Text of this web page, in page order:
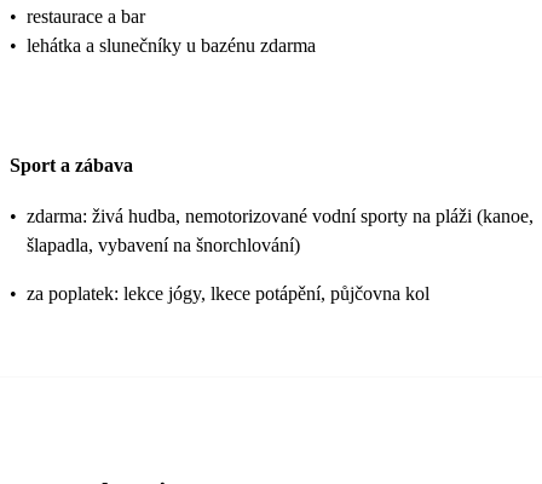
• restaurace a bar
• lehátka a slunečníky u bazénu zdarma
Sport a zábava
• zdarma: živá hudba, nemotorizované vodní sporty na pláži (kanoe,
šlapadla, vybavení na šnorchlování)
• za poplatek: lekce jógy, lkece potápění, půjčovna kol